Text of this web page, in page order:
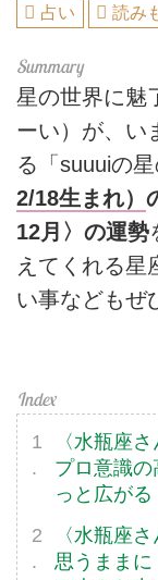
占い 読み
星の世界に魅
ーい）が、い
る「suuuiの星
2/18生まれ）
12月〉の運勢
えてくれる星
い事などもぜ
〈水瓶座
プロ意識
っと広がる
〈水瓶座
思うまま